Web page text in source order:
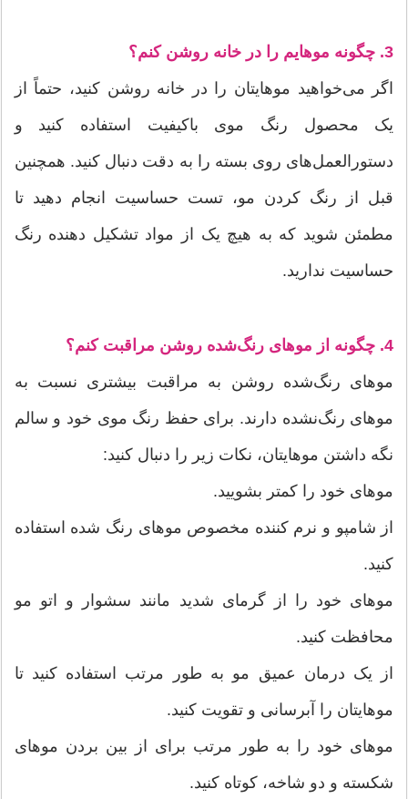
3. چگونه موهایم را در خانه روشن کنم؟
اگر می‌خواهید موهایتان را در خانه روشن کنید، حتماً از
یک محصول رنگ موی باکیفیت استفاده کنید و
دستورالعمل‌های روی بسته را به دقت دنبال کنید. همچنین
قبل از رنگ کردن مو، تست حساسیت انجام دهید تا
مطمئن شوید که به هیچ یک از مواد تشکیل دهنده رنگ
حساسیت ندارید.
4. چگونه از موهای رنگ‌شده روشن مراقبت کنم؟
موهای رنگ‌شده روشن به مراقبت بیشتری نسبت به
موهای رنگ‌نشده دارند. برای حفظ رنگ موی خود و سالم
نگه داشتن موهایتان، نکات زیر را دنبال کنید:
موهای خود را کمتر بشویید.
از شامپو و نرم کننده مخصوص موهای رنگ شده استفاده
کنید.
موهای خود را از گرمای شدید مانند سشوار و اتو مو
محافظت کنید.
از یک درمان عمیق مو به طور مرتب استفاده کنید تا
موهایتان را آبرسانی و تقویت کنید.
موهای خود را به طور مرتب برای از بین بردن موهای
شکسته و دو شاخه، کوتاه کنید.